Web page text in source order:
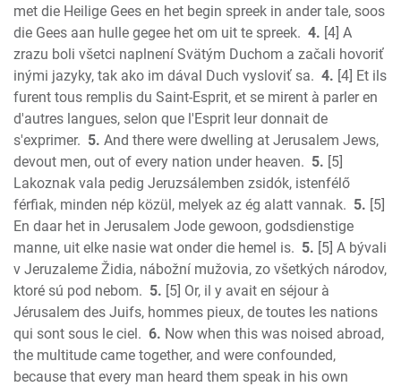
Matthew
Mark
Luke
John
Acts
Romans
1 Corinthians
2 Corinthians
Galatians
Ephesians
Phillipians
Colossians
1 Thess.
2 Thess.
1 Timothy
2 Timothy
met die Heilige Gees en het begin spreek in ander tale, soos
die Gees aan hulle gegee het om uit te spreek. 4. [4] A
zrazu boli všetci naplnení Svätým Duchom a začali hovoriť
inými jazyky, tak ako im dával Duch vysloviť sa. 4. [4] Et ils
furent tous remplis du Saint-Esprit, et se mirent à parler en
d'autres langues, selon que l'Esprit leur donnait de
s'exprimer. 5. And there were dwelling at Jerusalem Jews,
devout men, out of every nation under heaven. 5. [5]
Lakoznak vala pedig Jeruzsálemben zsidók, istenfélő
férfiak, minden nép közül, melyek az ég alatt vannak. 5. [5]
En daar het in Jerusalem Jode gewoon, godsdienstige
manne, uit elke nasie wat onder die hemel is. 5. [5] A bývali
v Jeruzaleme Židia, nábožní mužovia, zo všetkých národov,
ktoré sú pod nebom. 5. [5] Or, il y avait en séjour à
Jérusalem des Juifs, hommes pieux, de toutes les nations
qui sont sous le ciel. 6. Now when this was noised abroad,
the multitude came together, and were confounded,
because that every man heard them speak in his own